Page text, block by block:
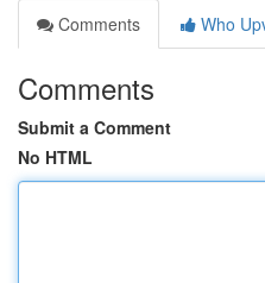
Comments
Who
Comments
Submit a Comment
No HTML